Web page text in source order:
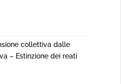
collettiva dalle
– Estinzione dei reati